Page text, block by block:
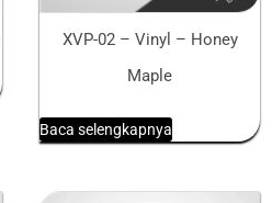
XVP-02 – Vinyl – Honey
Maple
Baca selengkapnya